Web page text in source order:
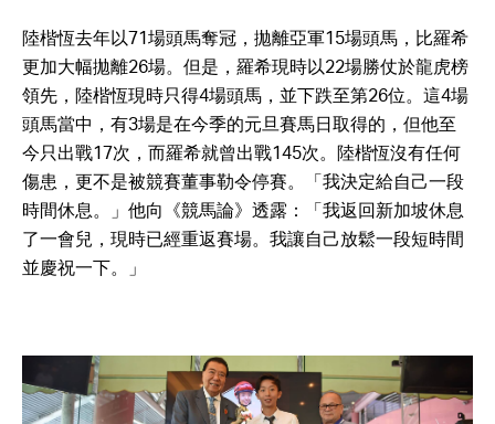
陸楷恆去年以71場頭馬奪冠，拋離亞軍15場頭馬，比羅希
更加大幅拋離26場。但是，羅希現時以22場勝仗於龍虎榜
領先，陸楷恆現時只得4場頭馬，並下跌至第26位。這4場
頭馬當中，有3場是在今季的元旦賽馬日取得的，但他至
今只出戰17次，而羅希就曾出戰145次。陸楷恆沒有任何
傷患，更不是被競賽董事勒令停賽。「我決定給自己一段
時間休息。」他向《競馬論》透露：「我返回新加坡休息
了一會兒，現時已經重返賽場。我讓自己放鬆一段短時間
並慶祝一下。」